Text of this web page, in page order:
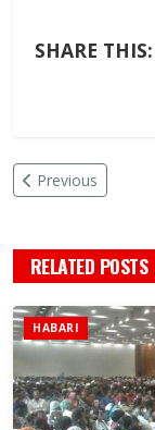
SHARE THIS:
Previous
RELATED POSTS
HABARI